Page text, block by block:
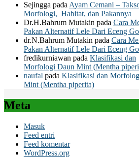
Sejingga pada Ayam Cemani –
Morfologi, Habitat, dan Pakannya
Dr.H.Bahrum Mutakin pada Cara
Pakan Alternatif Lele Dari Eceng
dr.N.Bahrum Mutakin pada Cara
Pakan Alternatif Lele Dari Eceng
fredikurniawan pada Klasifikasi dan
Morfologi Daun Mint (Mentha
naufal pada Klasifikasi dan
Mint (Mentha piperita)
Meta
Masuk
Feed entri
Feed komentar
WordPress.org